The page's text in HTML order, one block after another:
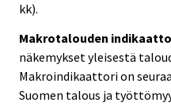
kk).
Makrotalouden
näkemykset yleisestä
Makroindikaattori on
Suomen talous ja